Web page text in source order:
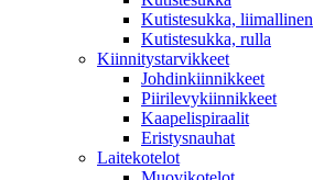
Kutistesukka, liimallinen
Kutistesukka, rulla
Kiinnitystarvikkeet
Johdinkiinnikkeet
Piirilevykiinnikkeet
Kaapelispiraalit
Eristysnauhat
Laitekotelot